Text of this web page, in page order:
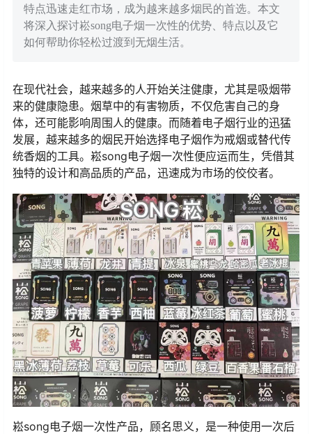
特点迅速走红市场，成为越来越多烟民的首选。本文
将深入探讨崧song电子烟一次性的优势、特点以及它
如何帮助你轻松过渡到无烟生活。
在现代社会，越来越多的人开始关注健康，尤其是吸烟带
来的健康隐患。烟草中的有害物质，不仅危害自己的身
体，还可能影响周围人的健康。而随着电子烟行业的迅猛
发展，越来越多的烟民开始选择电子烟作为戒烟或替代传
统香烟的工具。崧song电子烟一次性便应运而生，凭借其
独特的设计和高品质的产品，迅速成为市场的佼佼者。
崧song电子烟一次性产品，顾名思义，是一种使用一次后